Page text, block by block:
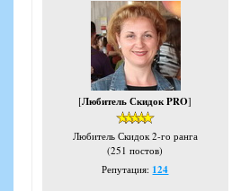
[Любитель Скидок PRO]
Любитель Скидок 2-го ранга
(251 постов)
Репутация: 124